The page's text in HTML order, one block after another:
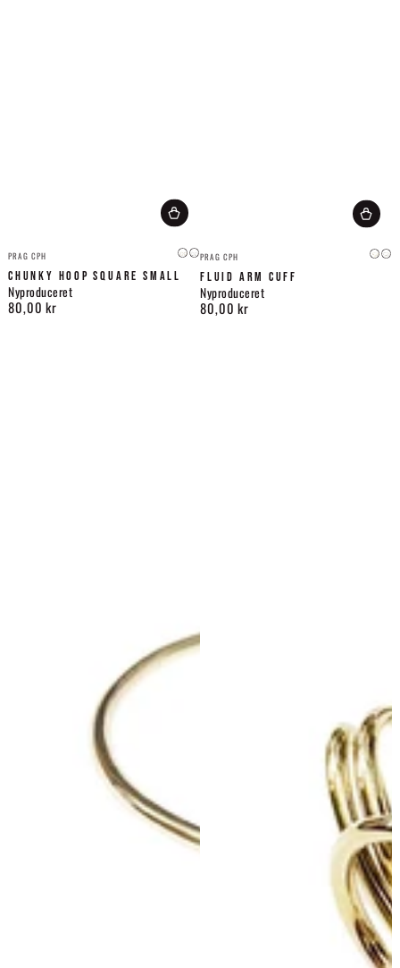
Leverandør:
PRAG CPH GuldSølv
CHUNKY HOOP SQUARE SMALL
Nyproduceret
Normalpris
80,00 kr
Leverandør:
PRAG CPH Guld
FLUID ARM CUFF
Nyproduceret
Normalpris
80,00 kr